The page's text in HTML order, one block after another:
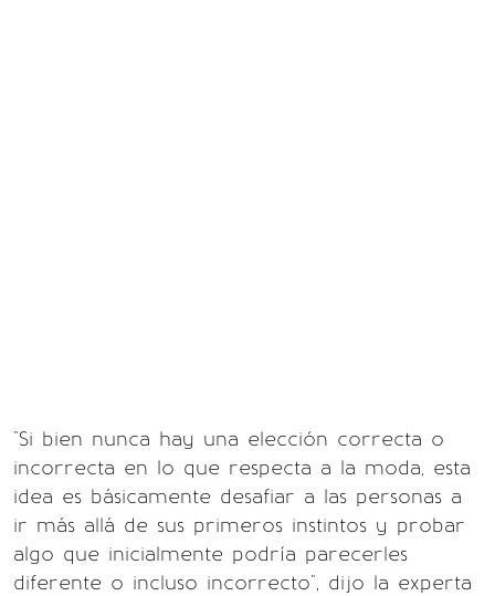
"Si bien nunca hay una elección correcta o
incorrecta en lo que respecta a la moda, esta
idea es básicamente desafiar a las personas a
ir más allá de sus primeros instintos y probar
algo que inicialmente podría parecerles
diferente o incluso incorrecto", dijo la experta